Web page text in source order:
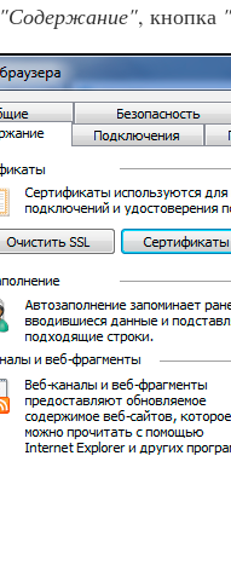
"Содержание", кнопка